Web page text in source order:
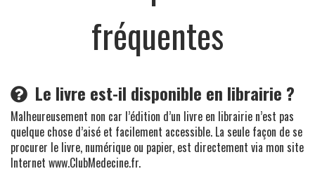
fréquentes
Le livre est-il disponible en librairie ?
Malheureusement non car l’édition d’un livre en librairie n’est pas
quelque chose d’aisé et facilement accessible. La seule façon de se
procurer le livre, numérique ou papier, est directement via mon site
Internet www.ClubMedecine.fr.